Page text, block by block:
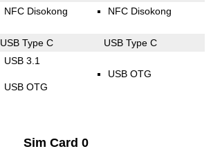
NFC Disokong NFC Disokong
USB Type C USB Type C
USB 3.1
USB OTG
USB OTG
Sim Card 0